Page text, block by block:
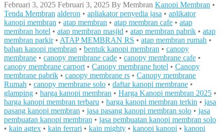
Februari 3, 2025 Februari 3, 2025 By Membran Kanopi Membran •
Tenda Membran alderon • apliakator penyedia jasa • aplikator
kanopi membran • atap membran • atap membran cafe • atap
membran hotel • atap membran masjid • atap membran pabrik • atap
membran parkir• ATAP MEMBRAN RS • atap membran rumah •
bahan kanopi membran • bentuk kanopi membran • canopy
membrane • canopy membrane cade • canopy membrane cafe •
canopy membrane carport • Canopy membrane hotel • Canopy
membrane pabrik • canopy membrane rs • Canopy membrane
Rumah • canopy membrane solo • daftar kanopi membrane •
glamping • harga kanopi membran • Harga Kanopi membran 2025 •
harga kanopi membran terbaru • harga kanopi membran terkin • jasa
pasang kanopi membran • jasa pasang kanopi membran solo • jasa
pembuatan kanopi membran • jasa pembuatan kanopi membran solo
• kain agtex • kain ferrari • kain mighty • kanopi kanopi • kanopi